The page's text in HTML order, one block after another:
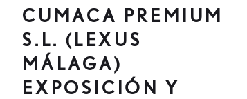
CUMACA PREMIUM
S.L. (LEXUS
MÁLAGA)
EXPOSICIÓN Y